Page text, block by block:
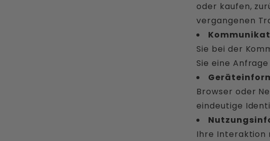
oder kaufen,
vergangenen
Sie bei der
Sie eine
Browser oder
eindeutige
Ihre Interaktion